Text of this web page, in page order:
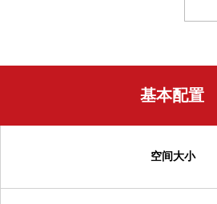
基本配置
空间大小